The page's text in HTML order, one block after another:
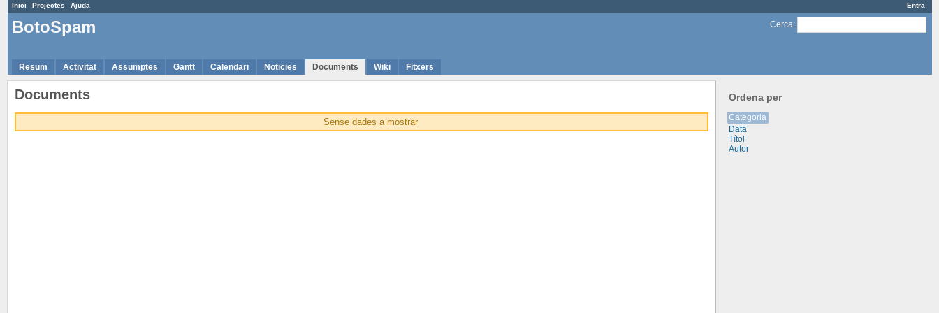
Entra
Inici Projectes Ajuda
Cerca:
BotoSpam
Resum Activitat Assumptes Gantt Calendari Noticies Documents Wiki Fitxers
Ordena per
Categoria
Data
Títol
Autor
Documents
Sense dades a mostrar